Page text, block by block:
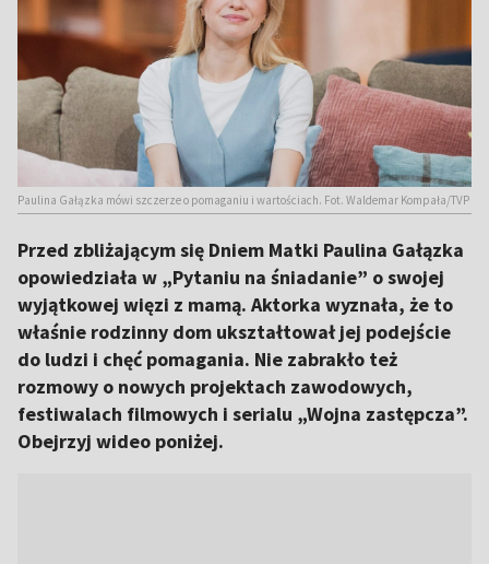
Paulina Gałązka mówi szczerze o pomaganiu i wartościach. Fot. Waldemar Kompała/TVP
Przed zbliżającym się Dniem Matki Paulina Gałązka
opowiedziała w „Pytaniu na śniadanie” o swojej
wyjątkowej więzi z mamą. Aktorka wyznała, że to
właśnie rodzinny dom ukształtował jej podejście
do ludzi i chęć pomagania. Nie zabrakło też
rozmowy o nowych projektach zawodowych,
festiwalach filmowych i serialu „Wojna zastępcza”.
Obejrzyj wideo poniżej.